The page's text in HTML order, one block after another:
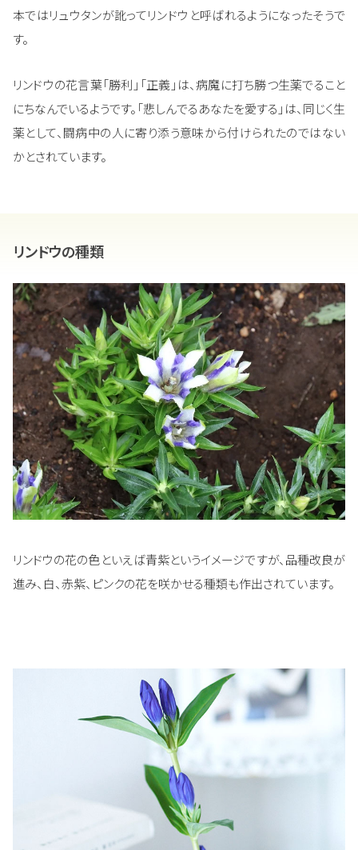
本ではリュウタンが訛ってリンドウと呼ばれるようになったそうで
す。
リンドウの花言葉「勝利」「正義」は、病魔に打ち勝つ生薬でること
にちなんでいるようです。「悲しんでるあなたを愛する」は、同じく生
薬として、闘病中の人に寄り添う意味から付けられたのではない
かとされています。
リンドウの種類
リンドウの花の色といえば青紫というイメージですが、品種改良が
進み、白、赤紫、ピンクの花を咲かせる種類も作出されています。